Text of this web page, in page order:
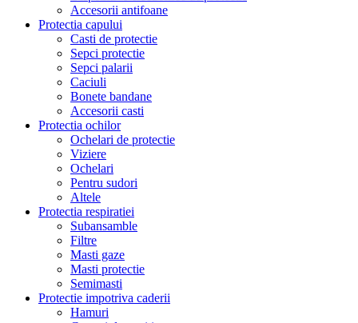
Accesorii antifoane
Protectia capului
Casti de protectie
Sepci protectie
Sepci palarii
Caciuli
Bonete bandane
Accesorii casti
Protectia ochilor
Ochelari de protectie
Viziere
Ochelari
Pentru sudori
Altele
Protectia respiratiei
Subansamble
Filtre
Masti gaze
Masti protectie
Semimasti
Protectie impotriva caderii
Hamuri